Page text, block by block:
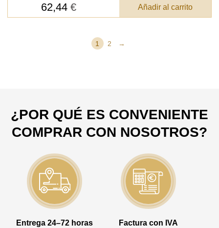
62,44 € Añadir al carrito
1 2 →
¿POR QUÉ ES CONVENIENTE
COMPRAR CON NOSOTROS?
Entrega 24–72 horas
Factura con IVA